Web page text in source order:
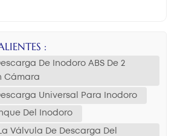
:
De Inodoro ABS De 2
Cámara
Universal Para Inodoro
Del Inodoro
Válvula De Descarga Del